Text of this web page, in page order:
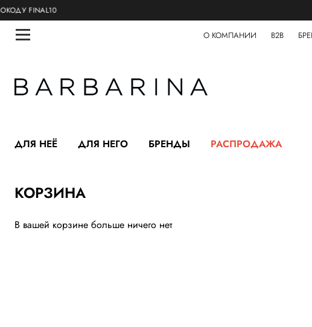
FINAL10
О КОМПАНИИ B2B
ДЛЯ НЕЁ ДЛЯ НЕГО БРЕНДЫ РАСПРОДАЖА
КОРЗИНА
В вашей корзине больше ничего нет